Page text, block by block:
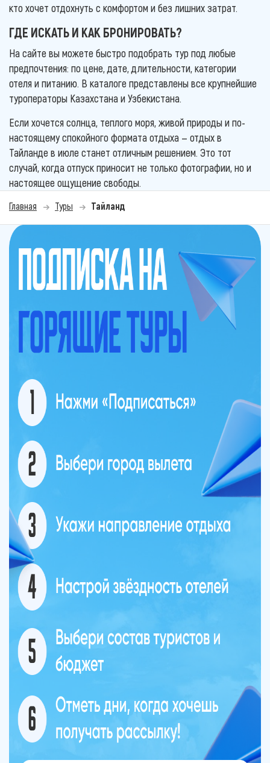
кто хочет отдохнуть с комфортом и без лишних затрат.
ГДЕ ИСКАТЬ И КАК БРОНИРОВАТЬ?
На сайте вы можете быстро подобрать тур под любые
предпочтения: по цене, дате, длительности, категории
отеля и питанию. В каталоге представлены все крупнейшие
туроператоры Казахстана и Узбекистана.
Если хочется солнца, теплого моря, живой природы и по-
настоящему спокойного формата отдыха — отдых в
Тайланде в июле станет отличным решением. Это тот
случай, когда отпуск приносит не только фотографии, но и
настоящее ощущение свободы.
Главная Туры Тайланд